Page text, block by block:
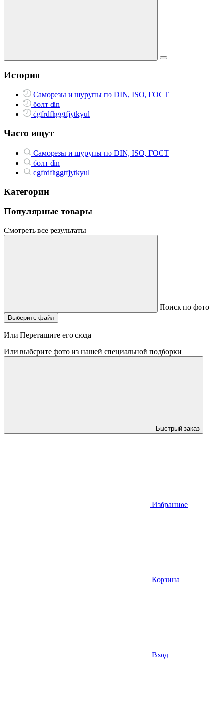
История
Саморезы и шурупы по DIN, ISO, ГОСТ
болт din
dgfrdfhggtfjytkyul
Часто ищут
Саморезы и шурупы по DIN, ISO, ГОСТ
болт din
dgfrdfhggtfjytkyul
Категории
Популярные товары
Смотреть все результаты
Поиск по фото
Выберите файл
Или Перетащите его сюда
Или выберите фото из нашей специальной подборки
Быстрый заказ
Избранное
Корзина
Вход